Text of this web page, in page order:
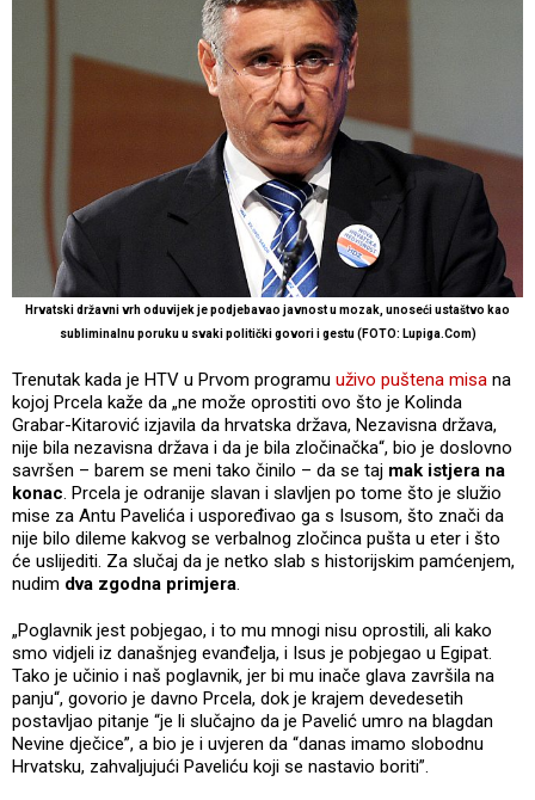
Hrvatski državni vrh oduvijek je podjebavao javnost u mozak, unoseći ustaštvo kao
subliminalnu poruku u svaki politički govori i gestu (FOTO: Lupiga.Com)
Trenutak kada je HTV u Prvom programu uživo puštena misa na
kojoj Prcela kaže da „ne može oprostiti ovo što je Kolinda
Grabar-Kitarović izjavila da hrvatska država, Nezavisna država,
nije bila nezavisna država i da je bila zločinačka“, bio je doslovno
savršen – barem se meni tako činilo – da se taj mak istjera na
konac. Prcela je odranije slavan i slavljen po tome što je služio
mise za Antu Pavelića i uspoređivao ga s Isusom, što znači da
nije bilo dileme kakvog se verbalnog zločinca pušta u eter i što
će uslijediti. Za slučaj da je netko slab s historijskim pamćenjem,
nudim dva zgodna primjera.
„Poglavnik jest pobjegao, i to mu mnogi nisu oprostili, ali kako
smo vidjeli iz današnjeg evanđelja, i Isus je pobjegao u Egipat.
Tako je učinio i naš poglavnik, jer bi mu inače glava završila na
panju“, govorio je davno Prcela, dok je krajem devedesetih
postavljao pitanje “je li slučajno da je Pavelić umro na blagdan
Nevine dječice”, a bio je i uvjeren da “danas imamo slobodnu
Hrvatsku, zahvaljujući Paveliću koji se nastavio boriti”.